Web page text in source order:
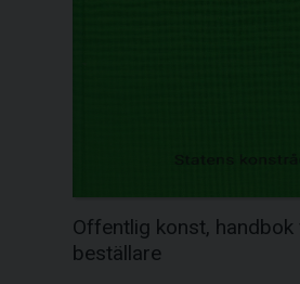
Offentlig konst,
beställare